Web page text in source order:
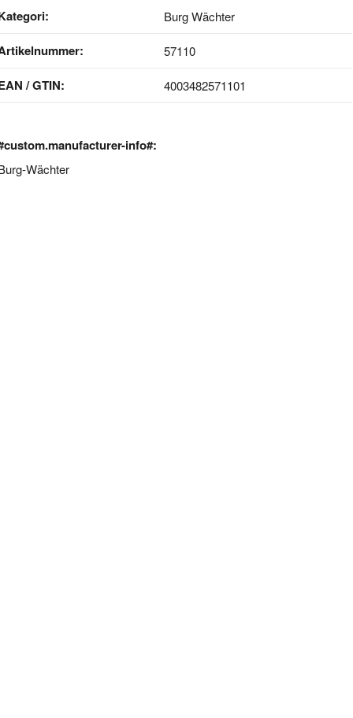
Burg Wächter
57110
/ GTIN: 4003482571101
info#:
Wächter